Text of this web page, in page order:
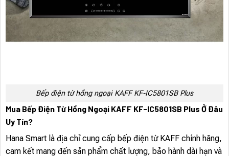
Bếp điện từ hồng ngoại KAFF KF-IC5801SB Plus
Mua Bếp Điện Từ Hồng Ngoại KAFF KF-IC5801SB Plus Ở Đâu
Uy Tín?
Hana Smart là địa chỉ cung cấp bếp điện từ KAFF chính hãng,
cam kết mang đến sản phẩm chất lượng, bảo hành dài hạn và